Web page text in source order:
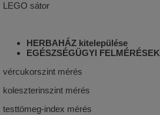
LEGO sátor
HERBAHÁZ kitelepülése
EGÉSZSÉGÜGYI FELMÉRÉSEK
vércukorszint mérés
koleszterinszint mérés
testtömeg-index mérés